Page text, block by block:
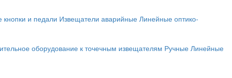
и педали Извещатели аварийные Линейные оптико-
оборудование к точечным извещателям Ручные Линейные